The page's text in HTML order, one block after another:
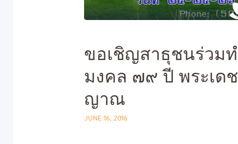
ขอเชิญสาธุชนร่วม
มงคล ๗๙ ปี พระเด
ญาณ
JUNE 16, 2016